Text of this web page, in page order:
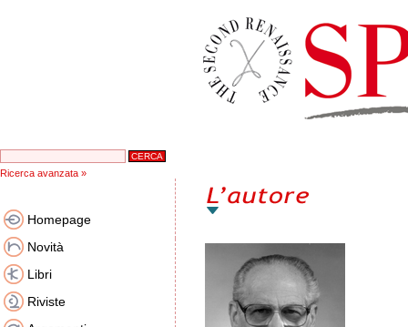
Ricerca avanzata »
Homepage
Novità
Libri
Riviste